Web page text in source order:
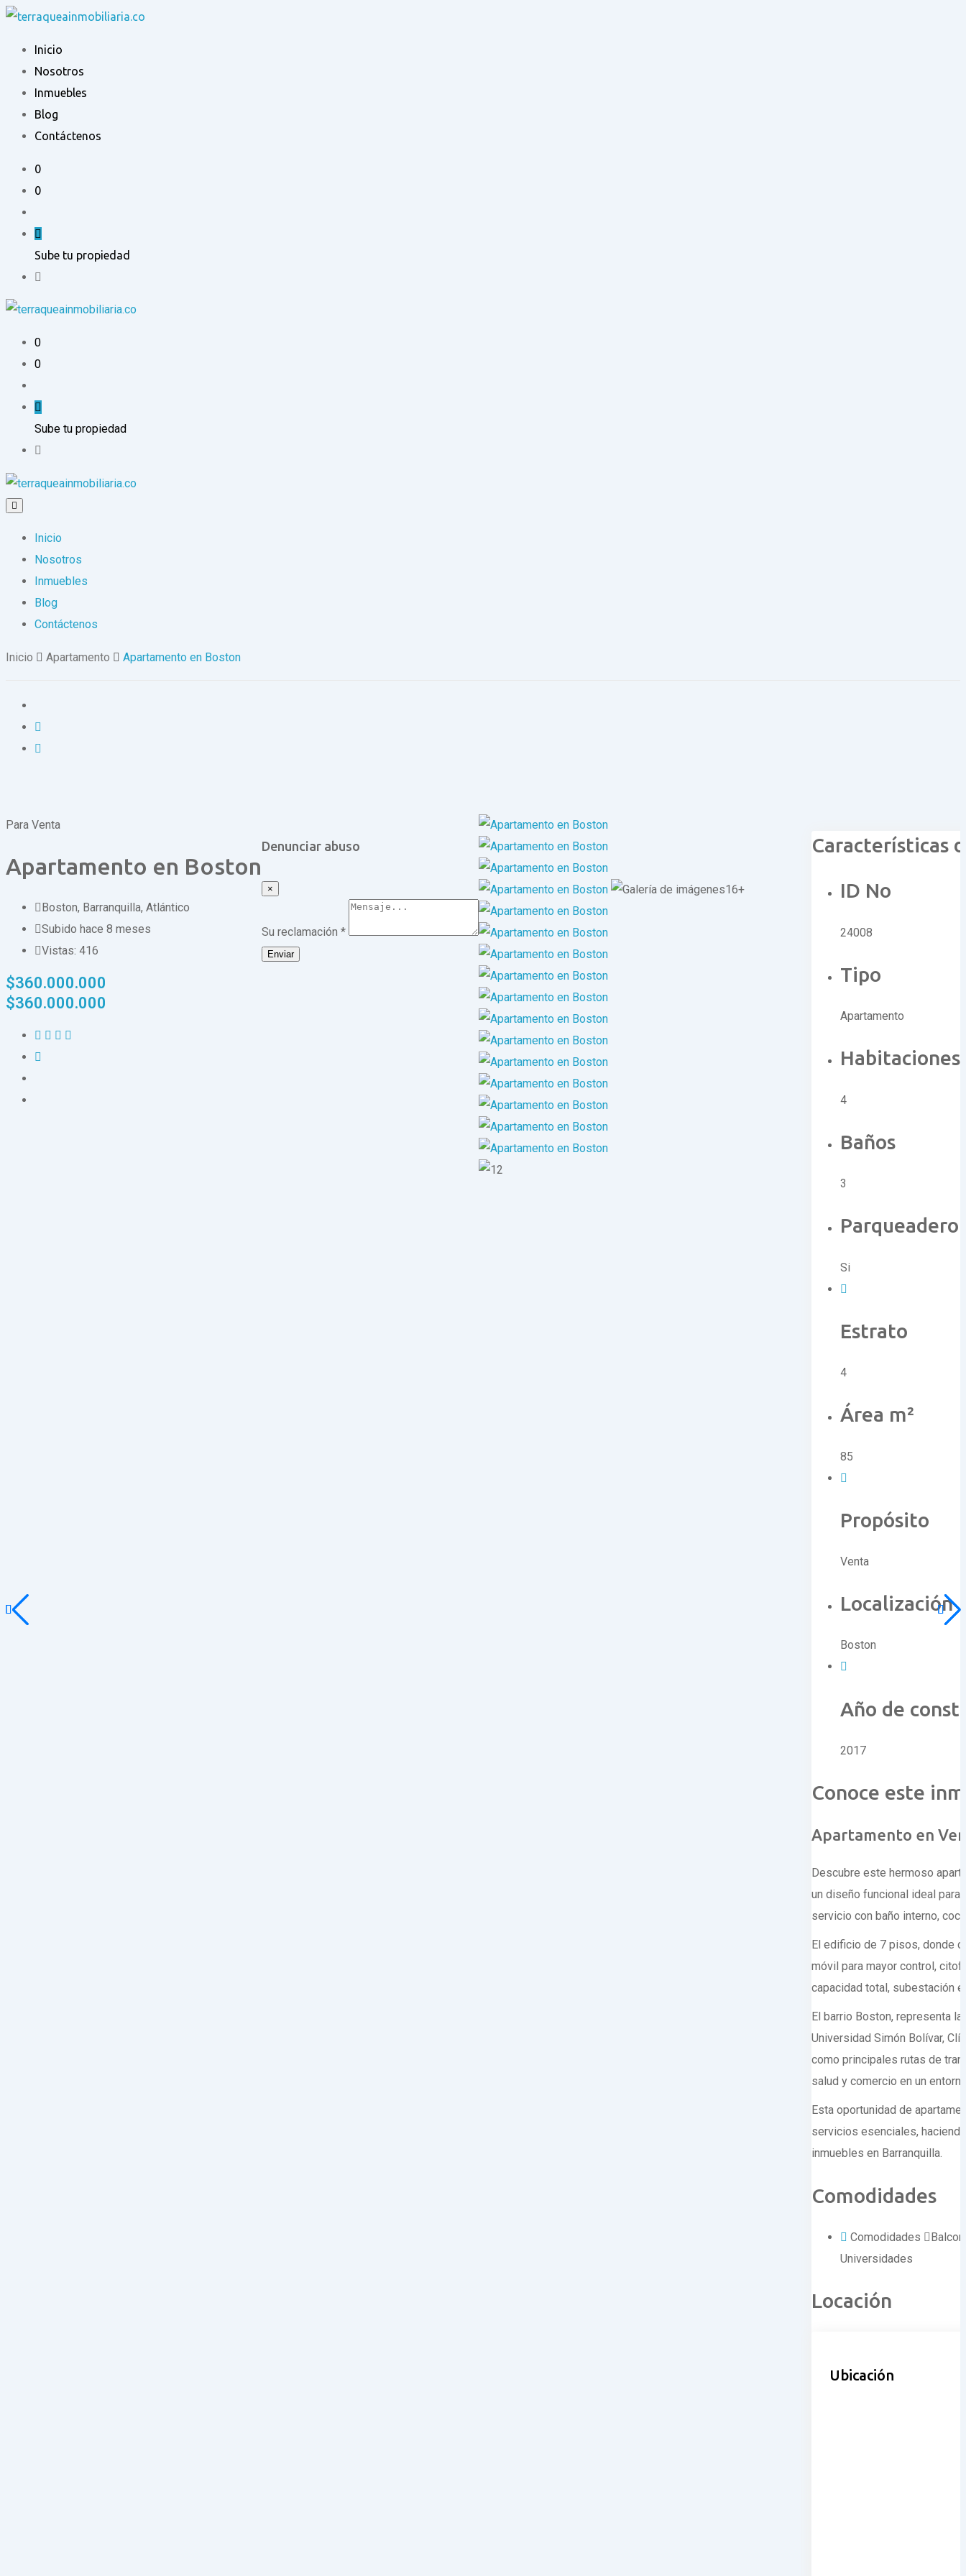
Ir
contenido
Inicio
Nosotros
Inmuebles
Blog
Contáctenos
0
0
Sube tu propiedad
0
0
Sube tu propiedad
Inicio
Nosotros
Inmuebles
Blog
Contáctenos
Inicio Apartamento Apartamento en Boston
Para Venta
Apartamento en Boston
Boston, Barranquilla, Atlántico
Subido hace 8 meses
Vistas: 416
$360.000.000
$360.000.000
Denunciar abuso
×
Su reclamación *
Enviar
16+
Características
ID No
24008
Tipo
Apartamento
Habitaciones
4
Baños
3
Parqueadero
Si
Estrato
4
Área m²
85
Propósito
Venta
Localización
Boston
Año de
2017
Conoce este
Apartamento en
Descubre este hermoso
un diseño funcional ideal para
servicio con baño interno,
El edificio de 7 pisos, donde
móvil para mayor control,
capacidad total, subestación
El barrio Boston, representa
Universidad Simón Bolívar,
como principales rutas de
salud y comercio en un
Esta oportunidad de
servicios esenciales,
inmuebles en Barranquilla.
Comodidades
Comodidades
Balcon
Universidades
Locación
Ubicación